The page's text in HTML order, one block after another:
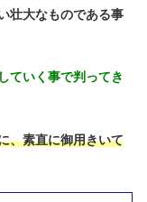
壮大なものである事
ていく事で判ってき
、素直に御用きいて